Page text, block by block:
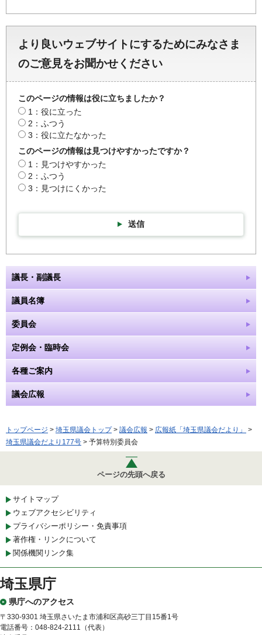
より良いウェブサイトにするためにみなさま
のご意見をお聞かせください
このページの情報は役に立ちましたか？
1：役に立った
2：ふつう
3：役に立たなかった
このページの情報は見つけやすかったですか？
1：見つけやすかった
2：ふつう
3：見つけにくかった
送信
議長・副議長
議員名簿
委員会
定例会・臨時会
各種ご案内
議会広報
トップページ > 埼玉県議会トップ> 議会広報 > 広報紙「埼玉県議会だより」
>
埼玉県議会だより177号 > 予算特別委員会
ページの先頭へ戻る
サイトマップ
ウェブアクセシビリティ
プライバシーポリシー・免責事項
著作権・リンクについて
関係機関リンク集
埼玉県庁
県庁へのアクセス
〒330-9301 埼玉県さいたま市浦和区高砂三丁目15番1号
電話番号：048-824-2111（代表）